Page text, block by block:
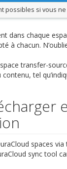
possibles si vous
dans chaque
à chacun.
transfer-
tel
spaces
sync tool